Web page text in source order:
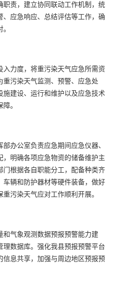
职责，建立协同联动工作机制，统
、应急响应、总结评估等工作，确
入力度，将重污染天气应急所需资
重污染天气监测、预警、应急处
施建设、运行和维护以及应急技术
。
办公室负责应急期间应急仪器、
，明确各项应急物资的储备维护主
门根据各自职能分工，配备种类齐
车辆和防护器材等硬件装备，做好
污染天气应对工作顺利开展。
和气象观测数据预报预警能力建
理数据库。强化我县预报预警平台
信息共享，加强与周边地区预报预